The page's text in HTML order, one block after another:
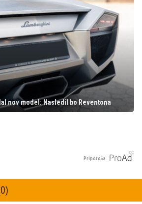
nov model: Nasledil bo Reventona
Priporoča